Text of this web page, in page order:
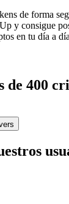
de forma
y consigue
en tu día a
de 400